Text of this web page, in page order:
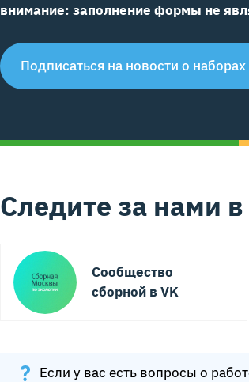
внимание: заполнение формы не
Подписаться на новости о наборах
Следите за нами в
Сообщество
сборной в VK
Если у вас есть вопросы о